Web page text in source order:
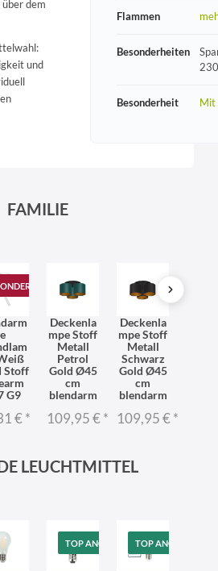
dem
und
Flammen
Besonderheiten
Besonderheit Mit
FAMILIE
e
Stoff
G9
€*
Deckenla
mpe Stoff
Metall
Petrol
Gold Ø45
cm
blendarm
109,95 €*
Deckenla
mpe Stoff
Metall
Schwarz
Gold Ø45
cm
blendarm
109,95 €*
LEUCHTMITTEL
TOP ANGEBOT TOP ANGEBOT